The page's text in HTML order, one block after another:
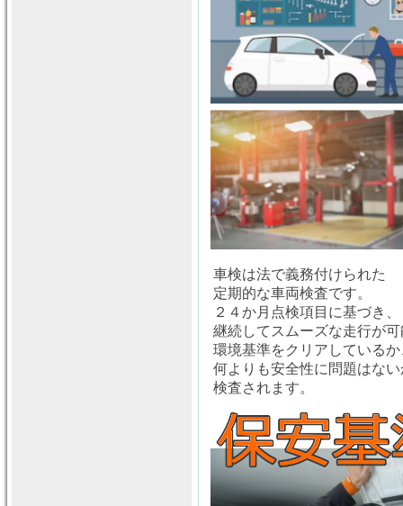
車検は法で義務付けられた
定期的な車両検査です。
２４か月点検項目に基づき、
継続してスムーズな走行が可
環境基準をクリアしているか
何よりも安全性に問題はない
検査されます。